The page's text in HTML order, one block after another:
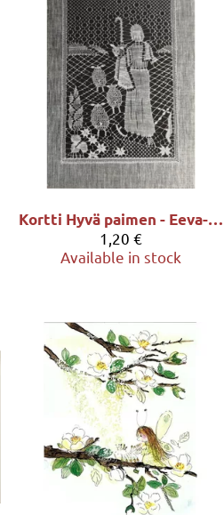
Kortti Hyvä paimen - Eeva-Liisa Kortelahti
1,20 €
Available in stock